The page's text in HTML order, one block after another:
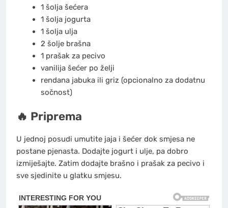
1 šolja šećera
1 šolja jogurta
1 šolja ulja
2 šolje brašna
1 prašak za pecivo
vanilija šećer po želji
rendana jabuka ili griz (opcionalno za dodatnu
sočnost)
🔥 Priprema
U jednoj posudi umutite jaja i šećer dok smjesa ne
postane pjenasta. Dodajte jogurt i ulje, pa dobro
izmiješajte. Zatim dodajte brašno i prašak za pecivo i
sve sjedinite u glatku smjesu.